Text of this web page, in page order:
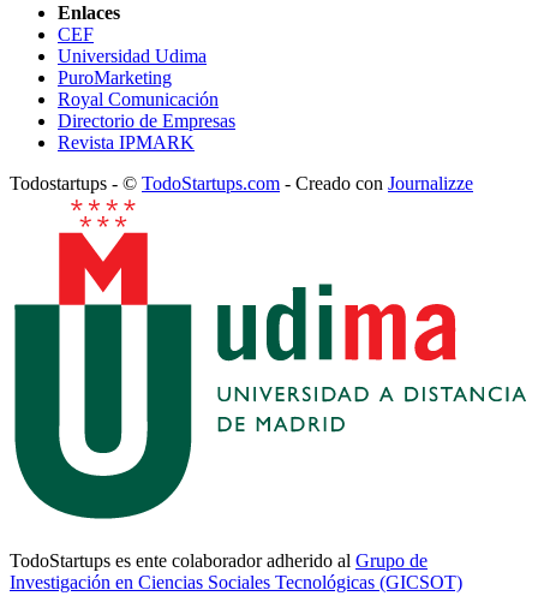
Enlaces
CEF
Universidad Udima
PuroMarketing
Royal Comunicación
Directorio de Empresas
Revista IPMARK
Todostartups - © TodoStartups.com - Creado con Journalizze
TodoStartups es ente colaborador adherido al Grupo de
Investigación en Ciencias Sociales Tecnológicas (GICSOT)